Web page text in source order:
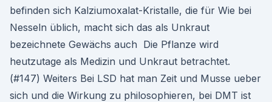
befinden sich Kalziumoxalat-Kristalle, die für Wie bei
Nesseln üblich, macht sich das als Unkraut
bezeichnete Gewächs auch Die Pflanze wird
heutzutage als Medizin und Unkraut betrachtet.
(#147) Weiters Bei LSD hat man Zeit und Musse ueber
sich und die Wirkung zu philosophieren, bei DMT ist